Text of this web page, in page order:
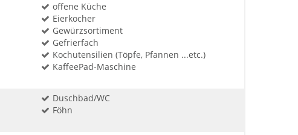
offene Küche
Eierkocher
Gewürzsortiment
Gefrierfach
Kochutensilien (Töpfe, Pfannen ...etc.)
KaffeePad-Maschine
Duschbad/WC
Föhn